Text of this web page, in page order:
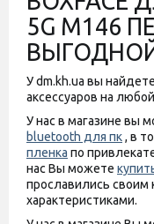
5G M146
У dm.kh.ua вы
аксессуаров на
У нас в магазине вы
bluetooth для пк, в
пленка по
нас Вы можете
прославились своим
характеристиками.